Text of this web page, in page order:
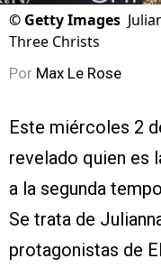
© Getty Images
Three Christs
Por Max Le Rose
Este miércoles 2
revelado quien es
a la segunda
Se trata de
protagonistas de